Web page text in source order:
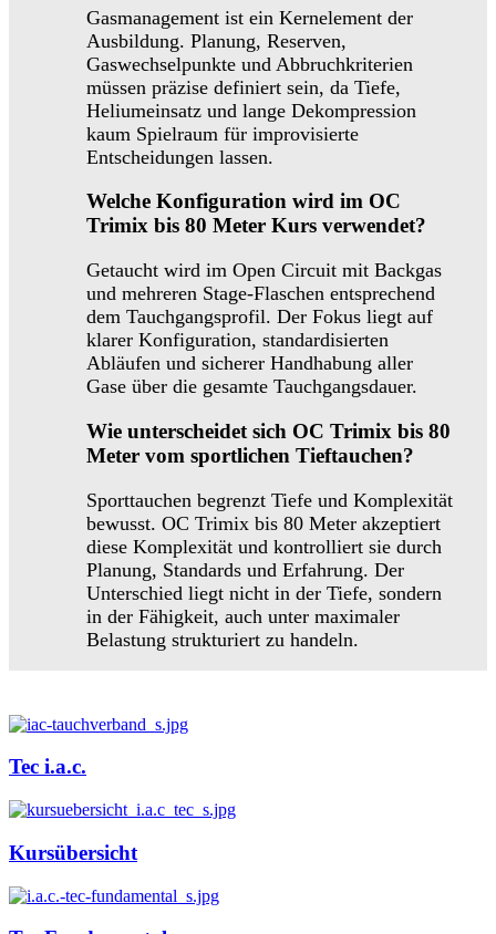
Gasmanagement ist ein Kernelement der
Ausbildung. Planung, Reserven,
Gaswechselpunkte und Abbruchkriterien
müssen präzise definiert sein, da Tiefe,
Heliumeinsatz und lange Dekompression
kaum Spielraum für improvisierte
Entscheidungen lassen.
Welche Konfiguration wird im OC
Trimix bis 80 Meter Kurs verwendet?
Getaucht wird im Open Circuit mit Backgas
und mehreren Stage-Flaschen entsprechend
dem Tauchgangsprofil. Der Fokus liegt auf
klarer Konfiguration, standardisierten
Abläufen und sicherer Handhabung aller
Gase über die gesamte Tauchgangsdauer.
Wie unterscheidet sich OC Trimix bis 80
Meter vom sportlichen Tieftauchen?
Sporttauchen begrenzt Tiefe und Komplexität
bewusst. OC Trimix bis 80 Meter akzeptiert
diese Komplexität und kontrolliert sie durch
Planung, Standards und Erfahrung. Der
Unterschied liegt nicht in der Tiefe, sondern
in der Fähigkeit, auch unter maximaler
Belastung strukturiert zu handeln.
Tec i.a.c.
Kursübersicht